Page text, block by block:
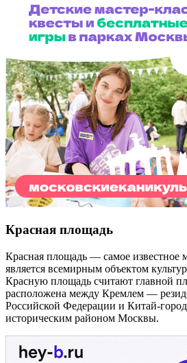
Красная площадь
Красная площадь — самое известное
является всемирным объектом
Красную площадь считают главной
расположена между Кремлем —
Российской Федерации и Китай-
историческим районом Москвы.